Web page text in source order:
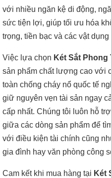
với nhiều ngăn kệ di động,
sức tiện lợi, giúp tối ưu hóa
trọng, tiền bạc và các vật
Việc lựa chọn Két Sắt
sản phẩm chất lượng cao với
toàn chống cháy nổ quốc tế
giữ nguyên vẹn tài sản ngay
cấp nhất. Chúng tôi luôn hỗ
giữa các dòng sản phẩm để
với điều kiện tài chính cũng
gia đình hay văn phòng công
Cam kết khi mua hàng tại Két